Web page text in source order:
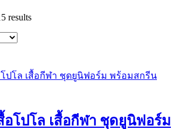
results
อโปโล เสื้อกีฬา ชุดยูนิฟอร์ม